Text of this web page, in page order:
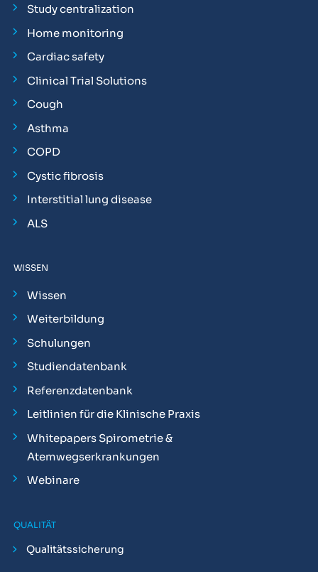
Study centralization
Home monitoring
Cardiac safety
Clinical Trial Solutions
Cough
Asthma
COPD
Cystic fibrosis
Interstitial lung disease
ALS
WISSEN
Wissen
Weiterbildung
Schulungen
Studiendatenbank
Referenzdatenbank
Leitlinien für die Klinische Praxis
Whitepapers Spirometrie &
Atemwegserkrankungen
Webinare
QUALITÄT
Qualitätssicherung